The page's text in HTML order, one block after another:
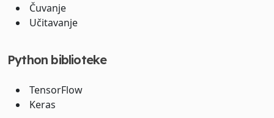
Čuvanje
Učitavanje
Python biblioteke
TensorFlow
Keras